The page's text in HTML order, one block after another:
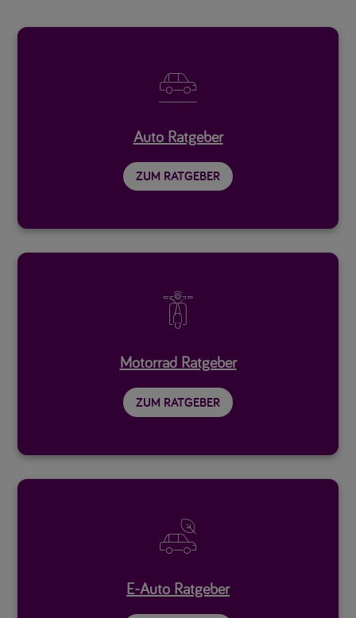

Auto Ratgeber
ZUM RATGEBER

Motorrad Ratgeber
ZUM RATGEBER

E-Auto Ratgeber